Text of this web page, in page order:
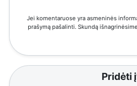
Jei komentaruose yra asmeninės
prašymą pašalinti. Skundą
Pridėti